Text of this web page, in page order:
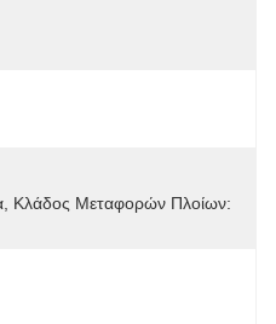
Κλάδος Μεταφορών Πλοίων: